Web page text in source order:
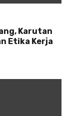
Karutan
Etika Kerja